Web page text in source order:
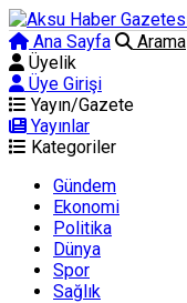
Ana Sayfa Arama
Üyelik
Üye Girişi
Yayın/Gazete
Yayınlar
Kategoriler
Gündem
Ekonomi
Politika
Dünya
Spor
Sağlık